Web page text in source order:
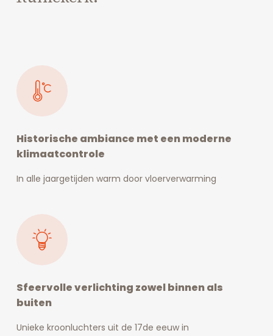
Historische ambiance met een moderne
klimaatcontrole
In alle jaargetijden warm door vloerverwarming
Sfeervolle verlichting zowel binnen als
buiten
Unieke kroonluchters uit de 17de eeuw in